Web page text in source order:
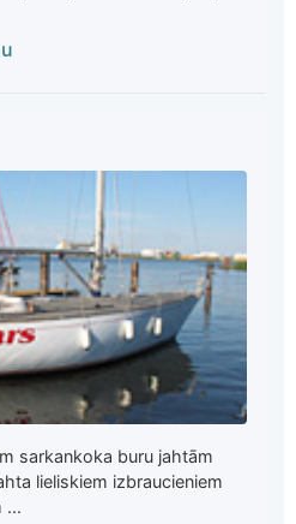
sarkankoka buru jahtām
lieliskiem izbraucieniem
...